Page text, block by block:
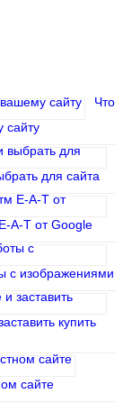
Что
сайту
для сайта
A-T от Google
с изображениями
купить
сайте